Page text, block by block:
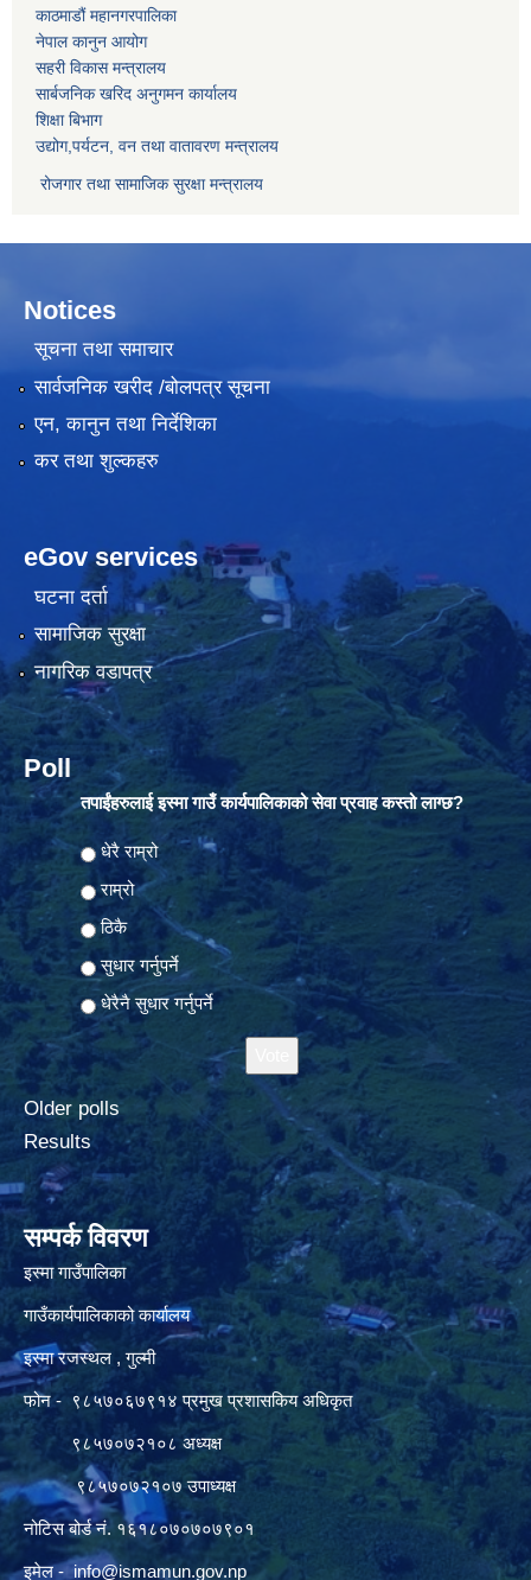
काठमाडौं महानगरपालिका
नेपाल कानुन आयोग
सहरी विकास मन्त्रालय
सार्बजनिक खरिद अनुगमन कार्यालय
शिक्षा बिभाग
उद्योग,पर्यटन, वन तथा वातावरण मन्त्रालय
रोजगार तथा सामाजिक सुरक्षा मन्त्रालय
Notices
सूचना तथा समाचार
सार्वजनिक खरीद /बोलपत्र सूचना
एन, कानुन तथा निर्देशिका
कर तथा शुल्कहरु
eGov services
घटना दर्ता
सामाजिक सुरक्षा
नागरिक वडापत्र
Poll
तपाईंहरुलाई इस्मा गाउँ कार्यपालिकाको सेवा प्रवाह कस्तो लाग्छ?
Choices
धेरै राम्रो
राम्रो
ठिकै
सुधार गर्नुपर्ने
धेरैनै सुधार गर्नुपर्ने
Older polls
Results
सम्पर्क विवरण
इस्मा गाउँपालिका
गाउँकार्यपालिकाको कार्यालय
इस्मा रजस्थल , गुल्मी
फोन - ९८५७०६७९१४ प्रमुख प्रशासकिय अधिकृत
९८५७०७२१०८ अध्यक्ष
९८५७०७२१०७ उपाध्यक्ष
नोटिस बोर्ड नं. १६१८०७०७०७९०१
इमेल - info@ismamun.gov.np